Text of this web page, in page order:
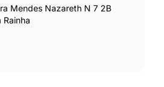
Mendes Nazareth N 7 2B